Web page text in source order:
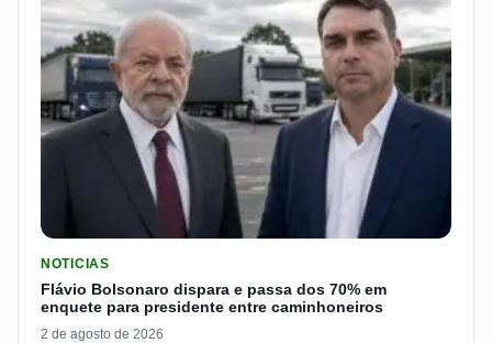
NOTICIAS
Flávio Bolsonaro dispara e passa dos 70% em
enquete para presidente entre caminhoneiros
2 de agosto de 2026